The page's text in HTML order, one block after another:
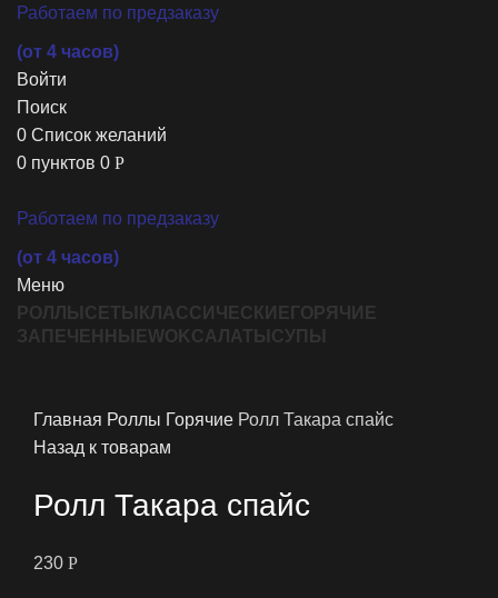
Работаем по предзаказу
(от 4 часов)
Войти
Поиск
0 Список желаний
0 пунктов 0 Р
Работаем по предзаказу
(от 4 часов)
Меню
РОЛЛЫ СЕТЫ КЛАССИЧЕСКИЕ ГОРЯЧИЕ
ЗАПЕЧЕННЫЕWOKСАЛАТЫ СУПЫ
Главная Роллы Горячие Ролл Такара спайс
Назад к товарам
Ролл Такара спайс
230 Р